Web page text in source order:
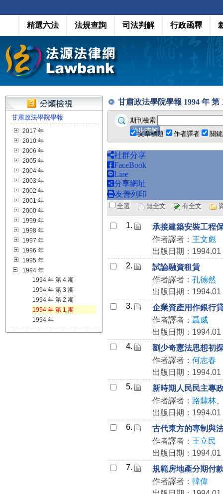
精選六法 法規查詢 司法判解 行政函釋
甘肅政法學院學報
2017 年
2010 年
2006 年
2005 年
2004 年
2003 年
2002 年
2001 年
2000 年
1999 年
1998 年
1997 年
1996 年
1995 年
1994 年
1994 年 第 4 期
1994 年 第 3 期
1994 年 第 2 期
1994 年 第 1 期
1994 年
甘肅政法學院學報 1994 年 第
期刊檢索
文章標題
作者譯者 關
社群分享
FaceBook
Line
分享網址
友善列印
全選 無全文 有全文
1.
承接建築安裝工程
作者譯者： 王文彪
出版日期：1994.01
2.
試論融資租賃
作者譯者： 孔德然
出版日期：1994.01
3.
企業資產用作銀行
作者譯者： 聶威
出版日期：1994.01
4.
劉少奇憲法思想初
作者譯者： 何志春
出版日期：1994.01
5.
新時期人民民主專
作者譯者： 路隸林
出版日期：1994.01
6.
古代東方的專制與
作者譯者： 王立民
出版日期：1994.01
7.
規範房地產分期付
作者譯者： 韓偉